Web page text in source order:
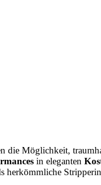
die Möglichkeit,
in eleganten
herkömmliche